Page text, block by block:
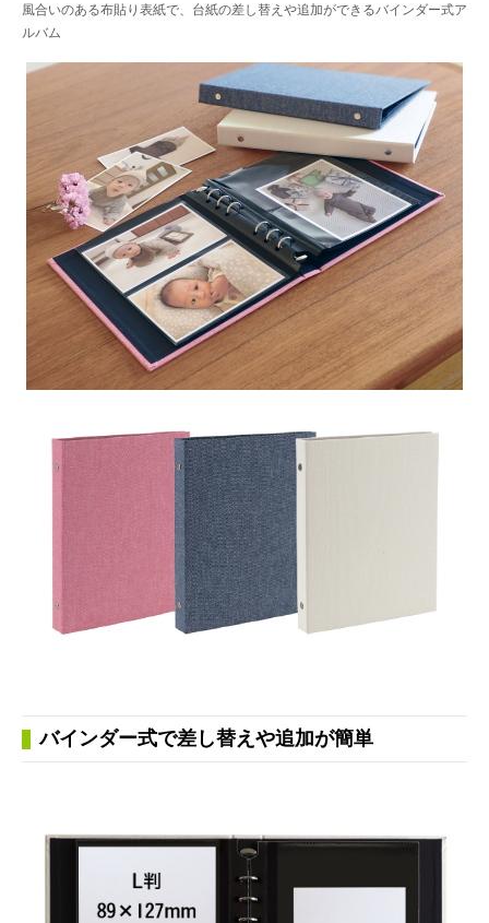
風合いのある布貼り表紙で、台紙の差し替えや追加ができるバインダー式ア
ルバム
バインダー式で差し替えや追加が簡単